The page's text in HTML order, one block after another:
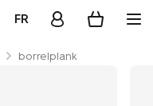
FR
borrelplank